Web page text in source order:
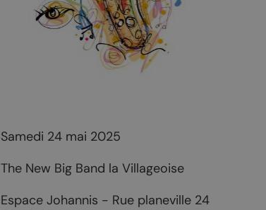
Agence de location
Devenir logeur
Samedi 24 mai 2025
The New Big Band la Villageoise
Espace Johannis - Rue planeville 24